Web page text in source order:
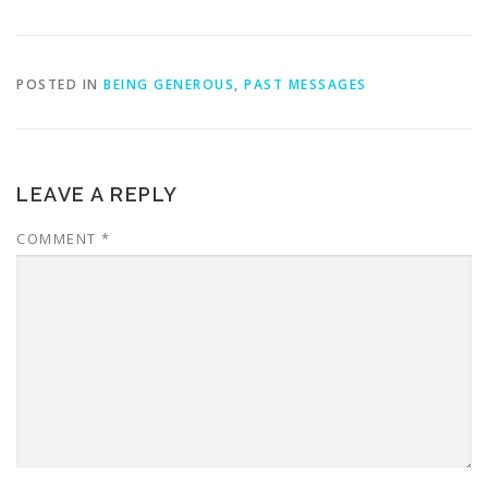
POSTED IN BEING GENEROUS, PAST MESSAGES
LEAVE A REPLY
COMMENT *